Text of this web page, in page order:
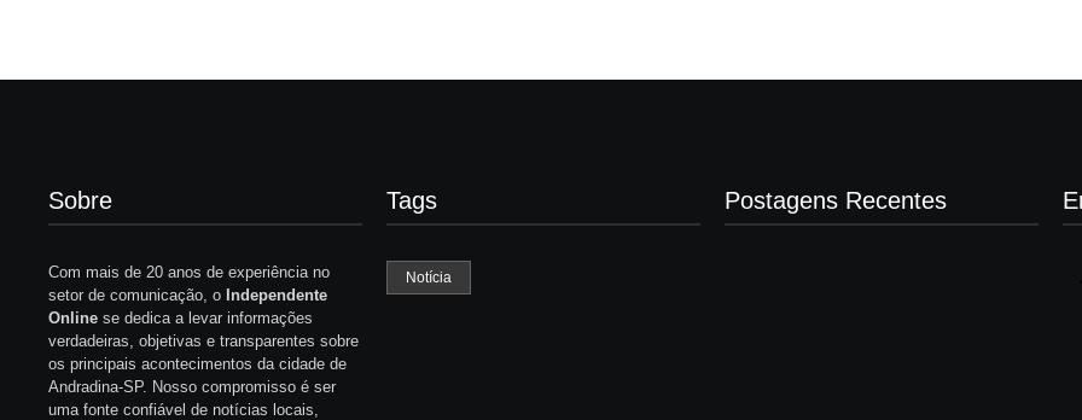
Sobre
Com mais de 20 anos de experiência no
setor de comunicação, o Independente
Online se dedica a levar informações
verdadeiras, objetivas e transparentes sobre
os principais acontecimentos da cidade de
Andradina-SP. Nosso compromisso é ser
uma fonte confiável de notícias locais,
Tags
Notícia
Postagens Recentes